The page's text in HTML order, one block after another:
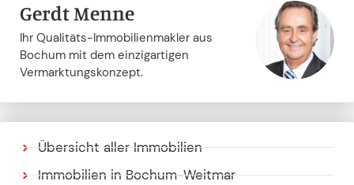
Gerdt Menne
Ihr Qualitäts-Immobilienmakler aus
Bochum mit dem einzigartigen
Vermarktungskonzept.
Übersicht aller Immobilien
Immobilien in Bochum-Weitmar